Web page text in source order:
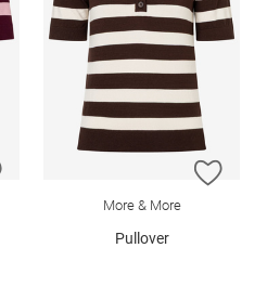
ZUR WUNSCHLISTE HINZUFÜGEN
ZUR
More & More
Pullover